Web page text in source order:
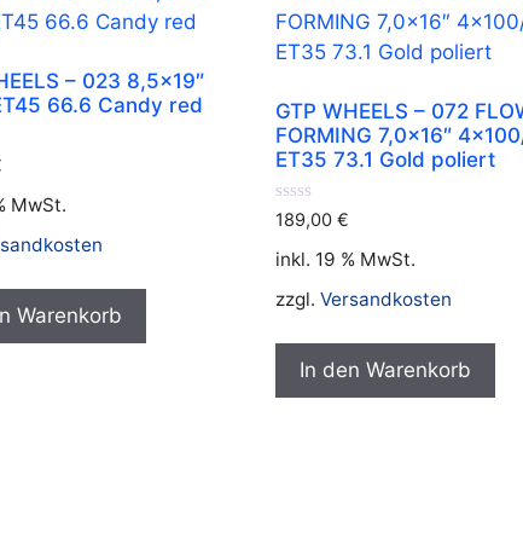
– 023 8,5×19″
66.6 Candy red
MwSt.
Warenkorb
GTP WHEELS – 072
FORMING 7,0×16″
ET35 73.1 Gold poliert
0
o
n
189,00 €
inkl. 19 % MwSt.
zzgl. Versandkosten
In den Warenkorb